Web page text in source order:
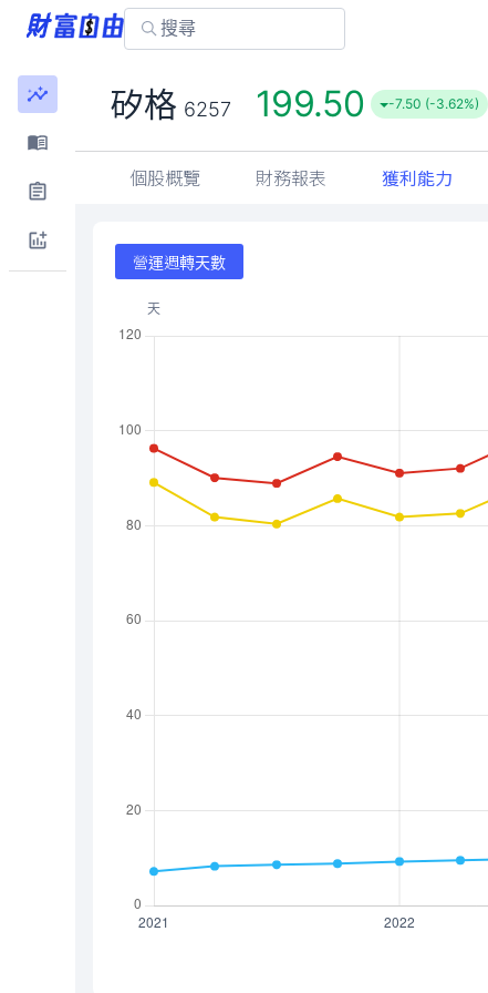
矽格 6257 199.50 -7.50 (-3.62%)
個股概覽 財務報表 獲利能力
營運週轉天數